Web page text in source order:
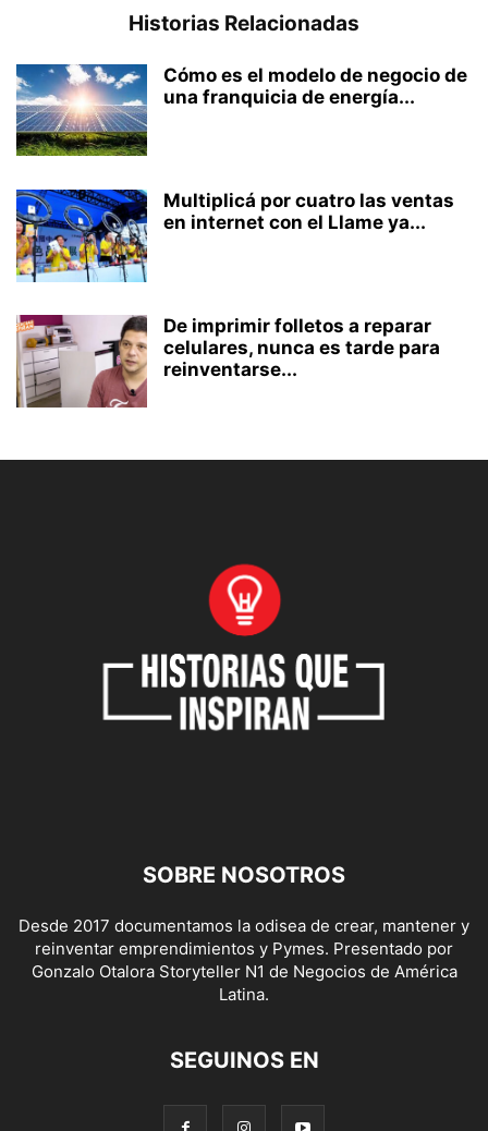
Historias Relacionadas
Cómo es el modelo de negocio de
una franquicia de energía...
Multiplicá por cuatro las ventas
en internet con el Llame ya...
De imprimir folletos a reparar
celulares, nunca es tarde para
reinventarse...
SOBRE NOSOTROS
Desde 2017 documentamos la odisea de crear, mantener y
reinventar emprendimientos y Pymes. Presentado por
Gonzalo Otalora Storyteller N1 de Negocios de América
Latina.
SEGUINOS EN